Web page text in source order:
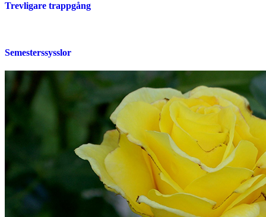
Trevligare trappgång
Semesterssysslor